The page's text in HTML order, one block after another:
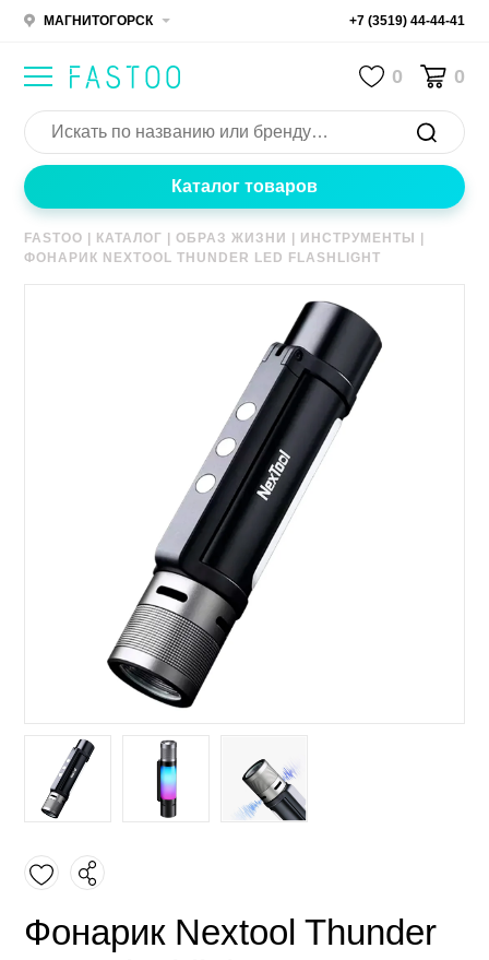
МАГНИТОГОРСК +7 (3519) 44-44-41
0 0
Каталог товаров
FASTOO КАТАЛОГ |ОБРАЗ ЖИЗНИ ИНСТРУМЕНТЫ
ФОНАРИК NEXTOOL THUNDER LED FLASHLIGHT
Фонарик Nextool Thunder